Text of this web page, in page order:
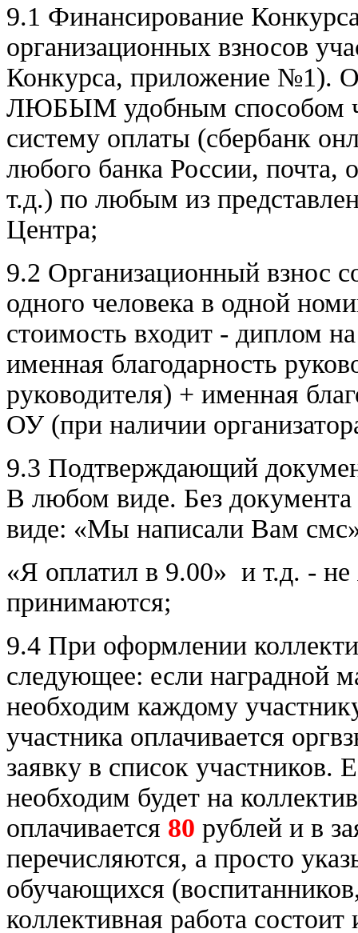
9.1 Финансирование
организационных взносов
Конкурса, приложение №1).
ЛЮБЫМ удобным способом
систему оплаты (сбербанк
любого банка России, почта,
т.д.) по любым из
Центра;
9.2 Организационный взнос
одного человека в одной
стоимость входит - диплом
именная благодарность
руководителя) + именная
ОУ (при наличии
9.3 Подтверждающий
В любом виде. Без
виде: «Мы написали Вам
«Я оплатил в 9.00» и т.д. -
принимаются;
9.4 При оформлении
следующее: если наградной
необходим каждому
участника оплачивается
заявку в список участников.
необходим будет на
оплачивается 80 рублей и в
перечисляются, а просто
обучающихся
коллективная работа